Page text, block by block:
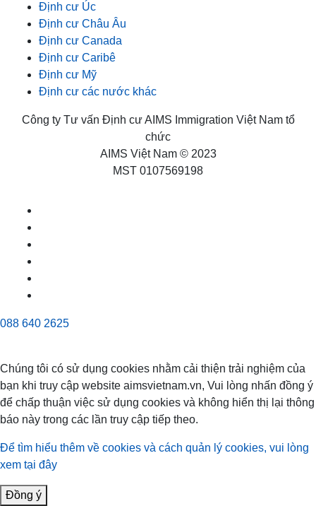
Định cư Úc
Định cư Châu Âu
Định cư Canada
Định cư Caribê
Định cư Mỹ
Định cư các nước khác
Công ty Tư vấn Định cư AIMS Immigration Việt Nam tổ
chức
AIMS Việt Nam © 2023
MST 0107569198
088 640 2625
Chúng tôi có sử dụng cookies nhằm cải thiện trải nghiệm của
bạn khi truy cập website aimsvietnam.vn, Vui lòng nhấn đồng ý
để chấp thuận việc sử dụng cookies và không hiển thị lại thông
báo này trong các lần truy cập tiếp theo.
Để tìm hiểu thêm về cookies và cách quản lý cookies, vui lòng
xem tại đây
Đồng ý